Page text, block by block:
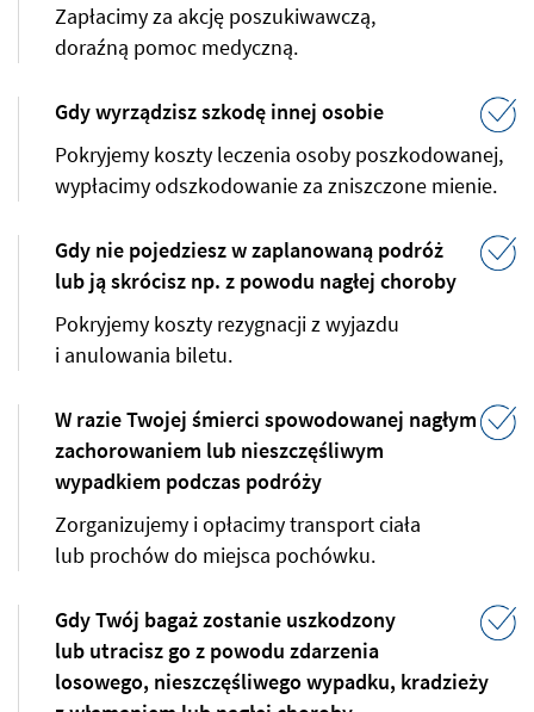
Zapłacimy za akcję poszukiwawczą,
doraźną pomoc medyczną.
Gdy wyrządzisz szkodę innej osobie
Pokryjemy koszty leczenia osoby poszkodowanej,
wypłacimy odszkodowanie za zniszczone mienie.
Gdy nie pojedziesz w zaplanowaną podróż
lub ją skrócisz np. z powodu nagłej choroby
Pokryjemy koszty rezygnacji z wyjazdu
i anulowania biletu.
W razie Twojej śmierci spowodowanej nagłym
zachorowaniem lub nieszczęśliwym
wypadkiem podczas podróży
Zorganizujemy i opłacimy transport ciała
lub prochów do miejsca pochówku.
Gdy Twój bagaż zostanie uszkodzony
lub utracisz go z powodu zdarzenia
losowego, nieszczęśliwego wypadku, kradzieży